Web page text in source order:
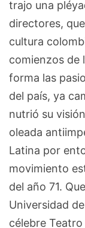
trajo una
directores,
cultura
comienzos de
forma las
del país, ya
nutrió su
oleada
Latina por
movimiento
del año 71.
Universidad
célebre